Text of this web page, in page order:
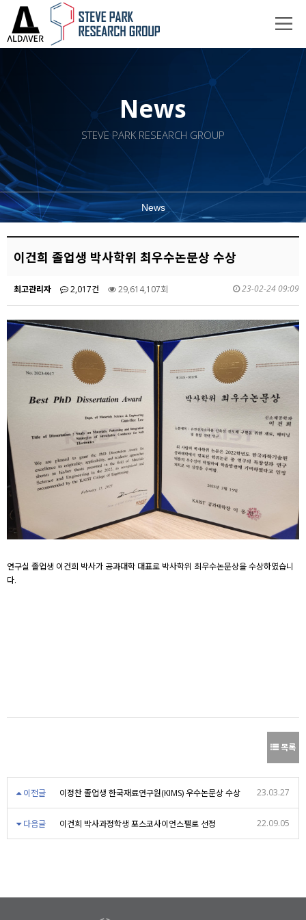
News
STEVE PARK RESEARCH GROUP
News
이건희 졸업생 박사학위 최우수논문상 수상
최고관리자 2,017건 29,614,107회 23-02-24 09:09
연구실 졸업생 이건희 박사가 공과대학 대표로 박사학위 최우수논문상을 수상하였습니
다.
목록
이전글 이정찬 졸업생 한국재료연구원(KIMS) 우수논문상 수상 23.03.27
다음글 이건희 박사과정학생 포스코사이언스펠로 선정 22.09.05